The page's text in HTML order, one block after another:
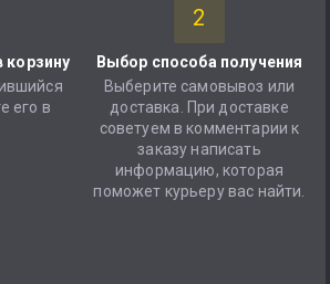
корзину
его в
2
Выбор способа получения
Выберите самовывоз или
доставка. При доставке
советуем в комментарии к
заказу написать
информацию, которая
поможет курьеру вас найти.